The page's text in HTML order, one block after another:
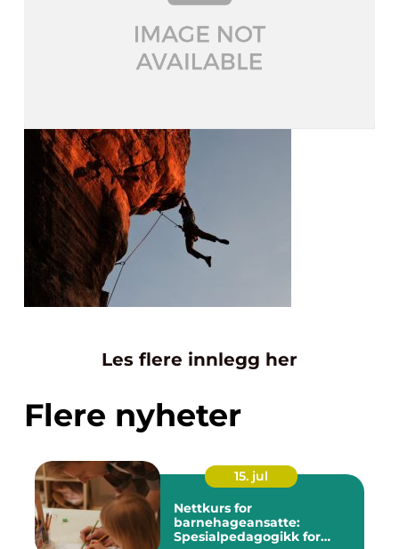
Les flere innlegg her
Flere nyheter
15. jul
Nettkurs for
barnehageansatte:
Spesialpedagogikk for